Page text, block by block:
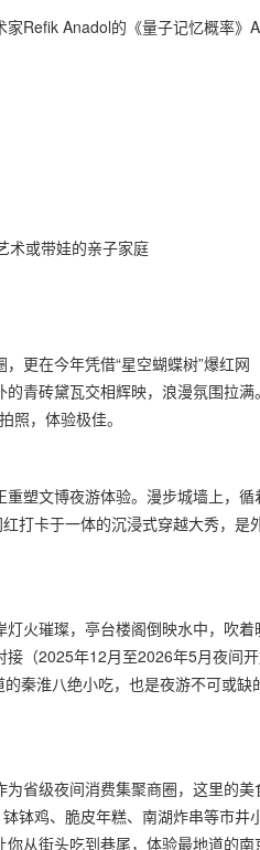
Refik Anadol的《量子记忆概率》
术或带娃的亲子家庭
更在今年凭借“星空蝴蝶树”爆红网
青砖黛瓦交相辉映，浪漫氛围拉满。
照，体验极佳。
塑文博夜游体验。漫步城墙上，循
打卡于一体的沉浸式穿越大秀，是
火璀璨，亭台楼阁倒映水中，吹着
（2025年12月至2026年5月夜间
秦淮八绝小吃，也是夜游不可或缺
省级夜间消费集聚商圈，这里的美
钵鸡、脆皮年糕、南湖炸串等市井
从街头吃到巷尾，体验最地道的南